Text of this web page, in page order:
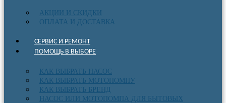
АКЦИИ И СКИДКИ
ОПЛАТА И ДОСТАВКА
СЕРВИС И РЕМОНТ
ПОМОЩЬ В ВЫБОРЕ
КАК ВЫБРАТЬ НАСОС
КАК ВЫБРАТЬ МОТОПОМПУ
КАК ВЫБРАТЬ БРЕНД
НАСОС ИЛИ МОТОПОМПА ДЛЯ БЫТОВЫХ